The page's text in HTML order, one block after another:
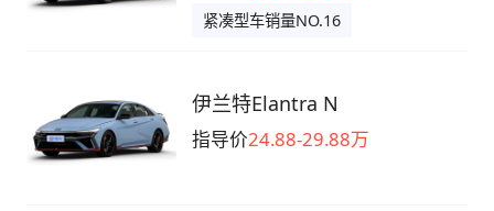
紧凑型车销量NO.16
伊兰特Elantra N
指导价24.88-29.88万